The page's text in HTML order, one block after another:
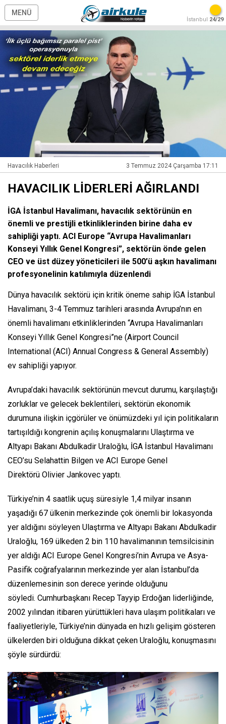
MENÜ
İstanbul 24/29
Havacılık Haberleri 3 Temmuz 2024 Çarşamba 17:11
HAVACILIK LİDERLERİ AĞIRLANDI
İGA İstanbul Havalimanı, havacılık sektörünün en
önemli ve prestijli etkinliklerinden birine daha ev
sahipliği yaptı. ACI Europe “Avrupa Havalimanları
Konseyi Yıllık Genel Kongresi”, sektörün önde gelen
CEO ve üst düzey yöneticileri ile 500’ü aşkın havalimanı
profesyonelinin katılımıyla düzenlendi
Dünya havacılık sektörü için kritik öneme sahip İGA İstanbul
Havalimanı, 3-4 Temmuz tarihleri arasında Avrupa’nın en
önemli havalimanı etkinliklerinden “Avrupa Havalimanları
Konseyi Yıllık Genel Kongresi”ne (Airport Council
International (ACI) Annual Congress & General Assembly)
ev sahipliği yapıyor.
Avrupa’daki havacılık sektörünün mevcut durumu, karşılaştığı
zorluklar ve gelecek beklentileri, sektörün ekonomik
durumuna ilişkin içgörüler ve önümüzdeki yıl için politikaların
tartışıldığı kongrenin açılış konuşmalarını Ulaştırma ve
Altyapı Bakanı Abdulkadir Uraloğlu, İGA İstanbul Havalimanı
CEO’su Selahattin Bilgen ve ACI Europe Genel
Direktörü Olivier Jankovec yaptı.
Türkiye’nin 4 saatlik uçuş süresiyle 1,4 milyar insanın
yaşadığı 67 ülkenin merkezinde çok önemli bir lokasyonda
yer aldığını söyleyen Ulaştırma ve Altyapı Bakanı Abdulkadir
Uraloğlu, 169 ülkeden 2 bin 110 havalimanının temsilcisinin
yer aldığı ACI Europe Genel Kongresi’nin Avrupa ve Asya-
Pasifik coğrafyalarının merkezinde yer alan İstanbul’da
düzenlemesinin son derece yerinde olduğunu
söyledi. Cumhurbaşkanı Recep Tayyip Erdoğan liderliğinde,
2002 yılından itibaren yürüttükleri hava ulaşım politikaları ve
faaliyetleriyle, Türkiye’nin dünyada en hızlı gelişim gösteren
ülkelerden biri olduğuna dikkat çeken Uraloğlu, konuşmasını
şöyle sürdürdü: